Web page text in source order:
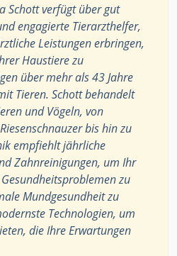
Schott verfügt über gut
engagierte Tierarzthelfer,
Leistungen erbringen,
Haustiere zu
über mehr als 43 Jahre
Tieren. Schott behandelt
und Vögeln, von
bis hin zu
empfiehlt jährliche
Zahnreinigungen, um Ihr
zu
Mundgesundheit zu
Technologien, um
die Ihre Erwartungen